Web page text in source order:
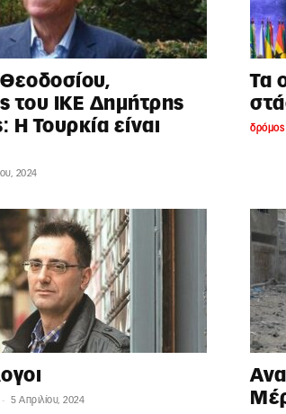
του ΙΚΕ Δημήτρης
Η Τουρκία είναι
2024
Τα
δρόμος
- 5 Απριλίου, 2024